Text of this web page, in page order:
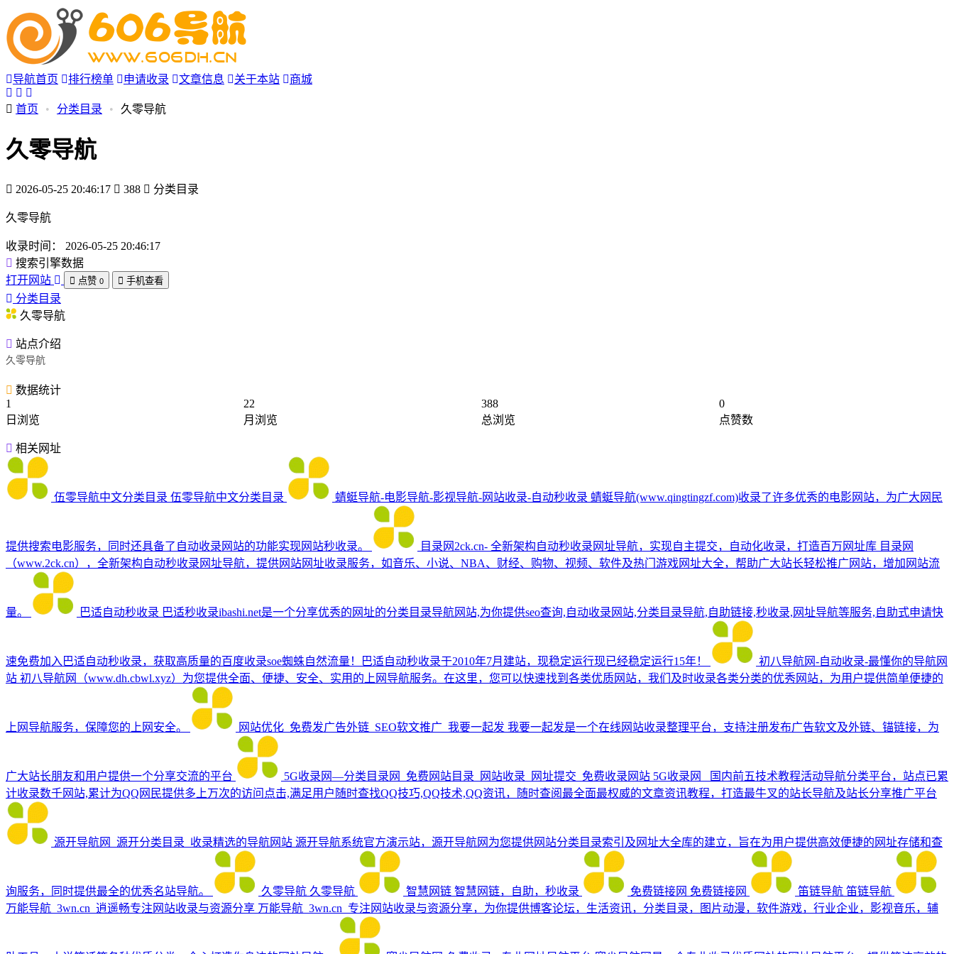
导航首页 排行榜单 申请收录 文章信息 关于本站 商城
首页 • 分类目录 • 久零导航
久零导航
2026-05-25 20:46:17 388 分类目录
久零导航
收录时间：
2026-05-25 20:46:17
搜索引擎数据
打开网站
点赞 0 手机查看
分类目录
久零导航
站点介绍
久零导航
数据统计
1
日浏览
22
月浏览
388
总浏览
0
点赞数
相关网址
伍零导航中文分类目录 伍零导航中文分类目录 蜻蜓导航-电影导航-影视导航-网站收录-自动秒收录 蜻蜓导航(www.qingtingzf.com)收录了许多优秀的电影网站，为广大网民
提供搜索电影服务，同时还具备了自动收录网站的功能实现网站秒收录。 目录网2ck.cn- 全新架构自动秒收录网址导航，实现自主提交，自动化收录，打造百万网址库 目录网
（www.2ck.cn），全新架构自动秒收录网址导航，提供网站网址收录服务，如音乐、小说、NBA、财经、购物、视频、软件及热门游戏网址大全，帮助广大站长轻松推广网站，增加网站流
量。 巴适自动秒收录 巴适秒收录ibashi.net是一个分享优秀的网址的分类目录导航网站,为你提供seo查询,自动收录网站,分类目录导航,自助链接,秒收录,网址导航等服务,自助式申请快
速免费加入巴适自动秒收录，获取高质量的百度收录soe蜘蛛自然流量！巴适自动秒收录于2010年7月建站，现稳定运行现已经稳定运行15年！
初八导航网-自动收录-最懂你的导航网
站 初八导航网（www.dh.cbwl.xyz）为您提供全面、便捷、安全、实用的上网导航服务。在这里，您可以快速找到各类优质网站，我们及时收录各类分类的优秀网站，为用户提供简单便捷的
上网导航服务，保障您的上网安全。 网站优化_免费发广告外链_SEO软文推广_我要一起发 我要一起发是一个在线网站收录整理平台，支持注册发布广告软文及外链、锚链接，为
广大站长朋友和用户提供一个分享交流的平台 5G收录网—分类目录网_免费网站目录_网站收录_网址提交_免费收录网站 5G收录网_ 国内前五技术教程活动导航分类平台，站点已累
计收录数千网站,累计为QQ网民提供多上万次的访问点击,满足用户随时查找QQ技巧,QQ技术,QQ资讯，随时查阅最全面最权威的文章资讯教程，打造最牛叉的站长导航及站长分享推广平台
源开导航网_源开分类目录_收录精选的导航网站 源开导航系统官方演示站，源开导航网为您提供网站分类目录索引及网址大全库的建立，旨在为用户提供高效便捷的网址存储和查
询服务，同时提供最全的优秀名站导航。 久零导航 久零导航 智慧网链 智慧网链，自助，秒收录 免费链接网 免费链接网 笛链导航 笛链导航
万能导航_3wn.cn_逍遥畅专注网站收录与资源分享 万能导航_3wn.cn_专注网站收录与资源分享，为你提供博客论坛，生活资讯，分类目录，图片动漫，软件游戏，行业企业，影视音乐，辅